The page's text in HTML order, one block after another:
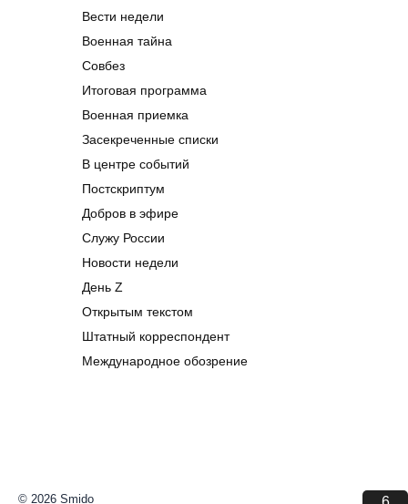
Вести недели
Военная тайна
Совбез
Итоговая программа
Военная приемка
Засекреченные списки
В центре событий
Постскриптум
Добров в эфире
Служу России
Новости недели
День Z
Открытым текстом
Штатный корреспондент
Международное обозрение
© 2026 Smido